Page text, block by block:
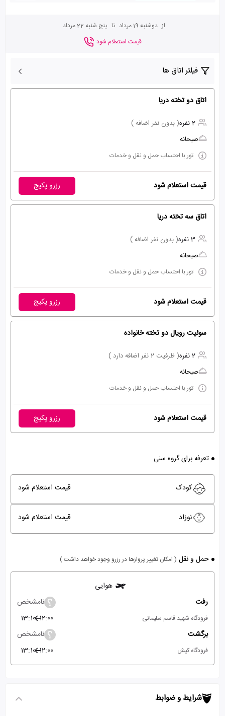
از دوشنبه 19 مرداد تا پنج شنبه 22 مرداد
قیمت استعلام شود
فیلتر اتاق ها
اتاق دو تخته دریا
2 نفره
( بدون نفر اضافه )
صبحانه
تور با احتساب حمل و نقل و خدمات
قیمت استعلام شود رزرو پکیج
اتاق سه تخته دریا
3 نفره
( بدون نفر اضافه )
صبحانه
تور با احتساب حمل و نقل و خدمات
قیمت استعلام شود رزرو پکیج
سوئیت رویال دو تخته خانواده
2 نفره
( ظرفیت 2 نفر اضافه دارد )
صبحانه
تور با احتساب حمل و نقل و خدمات
قیمت استعلام شود رزرو پکیج
تعرفه برای گروه سنی
کودک قیمت استعلام شود
نوزاد قیمت استعلام شود
حمل و نقل ( امکان تغییر پروازها در رزرو وجود خواهد داشت )
هوایی
رفت
نامشخص
فرودگاه شهید قاسم سلیمانی 12:00
13:10
برگشت
نامشخص
فرودگاه کیش 12:00
13:10
شرایط و ضوابط